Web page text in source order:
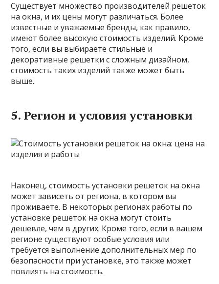
Существует множество производителей решеток
на окна, и их цены могут различаться. Более
известные и уважаемые бренды, как правило,
имеют более высокую стоимость изделий. Кроме
того, если вы выбираете стильные и
декоративные решетки с сложным дизайном,
стоимость таких изделий также может быть
выше.
5. Регион и условия установки
Наконец, стоимость установки решеток на окна
может зависеть от региона, в котором вы
проживаете. В некоторых регионах работы по
установке решеток на окна могут стоить
дешевле, чем в других. Кроме того, если в вашем
регионе существуют особые условия или
требуется выполнение дополнительных мер по
безопасности при установке, это также может
повлиять на стоимость.